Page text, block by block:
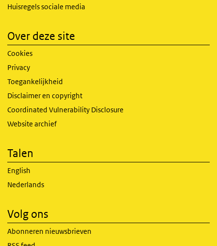
Huisregels sociale media
Over deze site
Cookies
Privacy
Toegankelijkheid
Disclaimer en copyright
Coordinated Vulnerability Disclosure
Website archief
Talen
English
Nederlands
Volg ons
Abonneren nieuwsbrieven